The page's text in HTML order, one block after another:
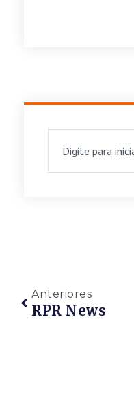
Anteriores
RPR News